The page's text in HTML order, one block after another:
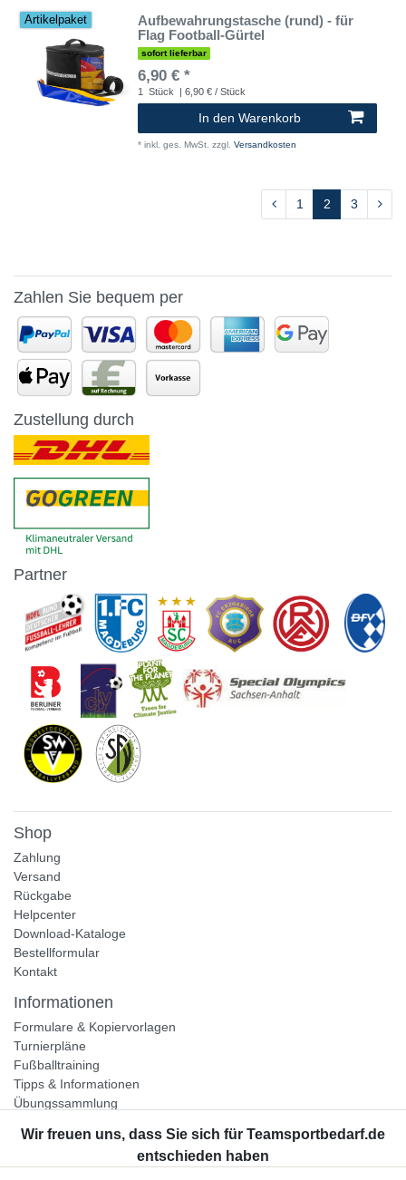
Artikelpaket
Aufbewahrungstasche (rund) - für
Flag Football-Gürtel
sofort lieferbar
6,90 € *
1 Stück | 6,90 € / Stück
In den Warenkorb
* inkl. ges. MwSt. zzgl. Versandkosten
1 2 3
Zahlen Sie bequem per
Zustellung durch
Partner
Shop
Zahlung
Versand
Rückgabe
Helpcenter
Download-Kataloge
Bestellformular
Kontakt
Informationen
Formulare & Kopiervorlagen
Turnierpläne
Fußballtraining
Tipps & Informationen
Übungssammlung
Unternehmen